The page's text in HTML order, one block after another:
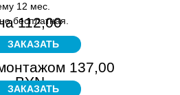
112,00
ЗАКАЗАТЬ
137,00
BYN
ЗАКАЗАТЬ
12 мес.
бесплатная.